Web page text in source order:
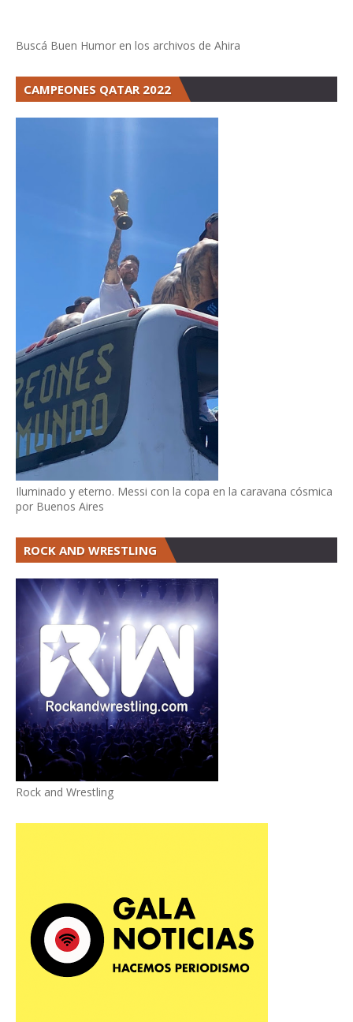
Buscá Buen Humor en los archivos de Ahira
CAMPEONES QATAR 2022
Iluminado y eterno. Messi con la copa en la caravana cósmica
por Buenos Aires
ROCK AND WRESTLING
Rock and Wrestling